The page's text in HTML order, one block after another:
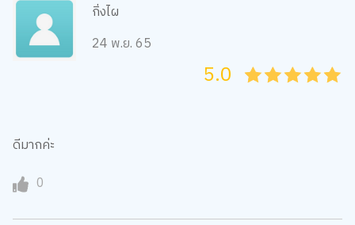
กิ่งไผ
24 พ.ย. 65
45
4
35
3
25
2
15
1
05
5.0
ดีมากค่ะ
0